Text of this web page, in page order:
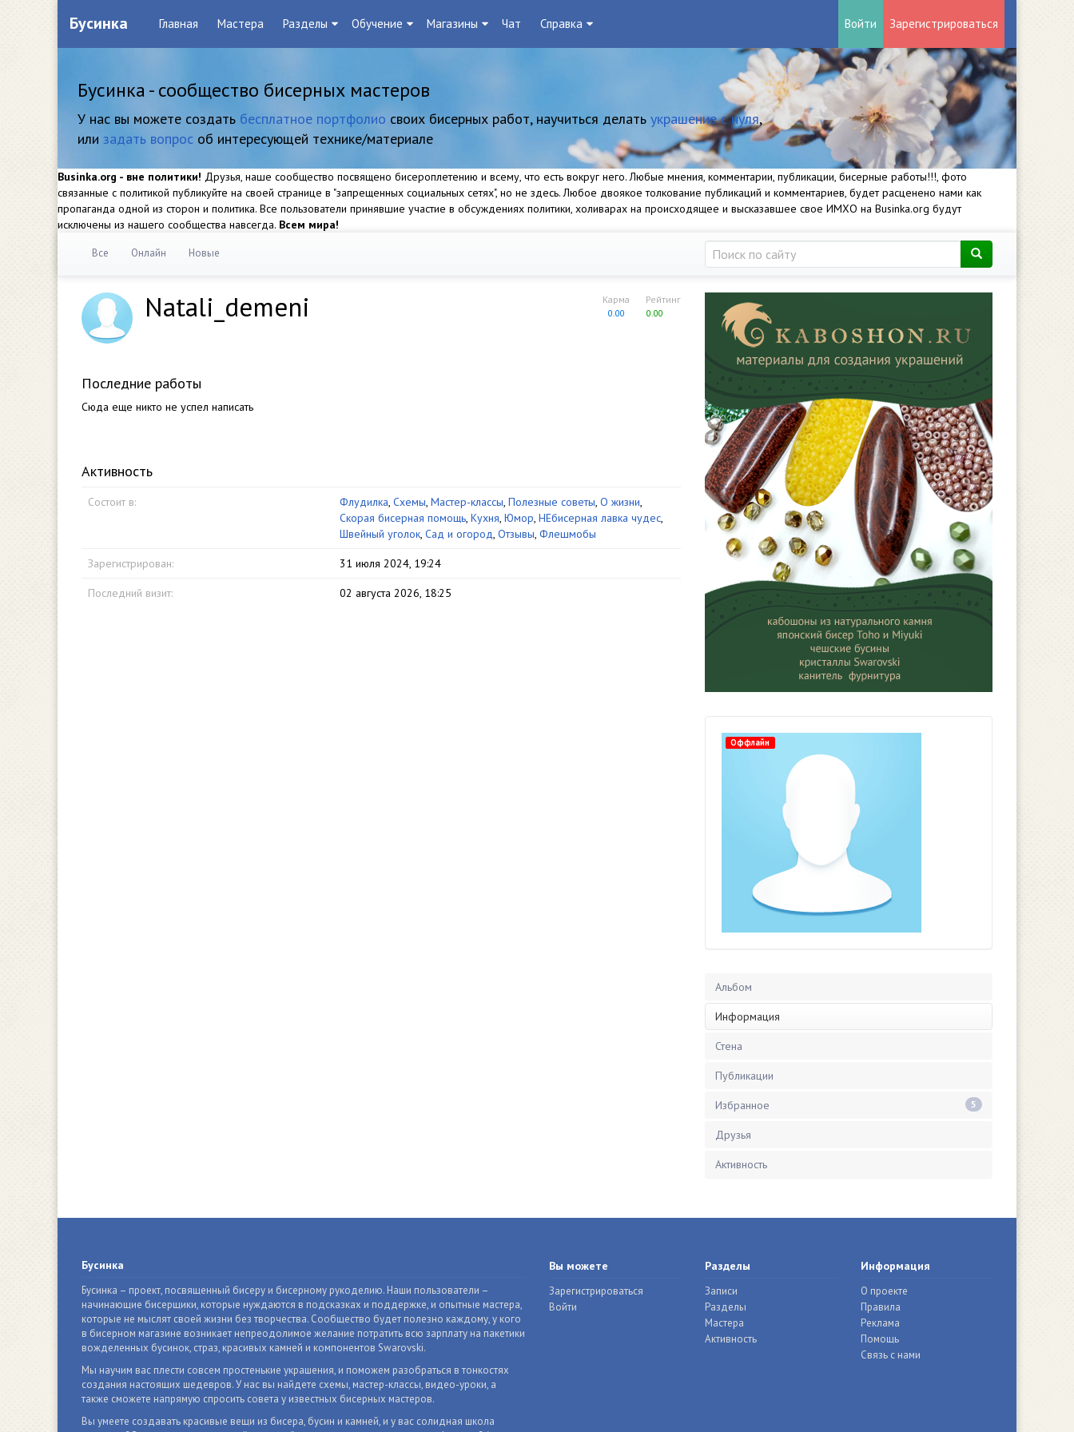
Бусинка Главная Мастера Разделы Обучение Магазины Чат Справка Войти Зарегистрироваться
Бусинка - сообщество бисерных мастеров
У нас вы можете создать бесплатное портфолио своих бисерных работ, научиться делать украшение с нуля,
или задать вопрос об интересующей технике/материале
Businka.org - вне политики! Друзья, наше сообщество посвящено бисероплетению и всему, что есть вокруг него. Любые мнения, комментарии, публикации, бисерные работы!!!, фото
связанные с политикой публикуйте на своей странице в "запрещенных социальных сетях", но не здесь. Любое двоякое толкование публикаций и комментариев, будет расценено нами как
пропаганда одной из сторон и политика. Все пользователи принявшие участие в обсуждениях политики, холиварах на происходящее и высказавшее свое ИМХО на Businka.org будут
исключены из нашего сообщества навсегда. Всем мира!
Все Онлайн Новые
Рейтинг
0.00
Карма
0.00
Natali_demeni
Последние работы
Сюда еще никто не успел написать
Активность
Состоит в: Флудилка, Схемы, Мастер-классы, Полезные советы, О жизни,
Скорая бисерная помощь, Кухня, Юмор, НЕбисерная лавка чудес,
Швейный уголок, Сад и огород, Отзывы, Флешмобы
Зарегистрирован: 31 июля 2024, 19:24
Последний визит: 02 августа 2026, 18:25
Оффлайн
Альбом
Информация
Стена
Публикации
Избранное 5
Друзья
Активность
Бусинка
Бусинка – проект, посвященный бисеру и бисерному рукоделию. Наши пользователи –
начинающие бисерщики, которые нуждаются в подсказках и поддержке, и опытные мастера,
которые не мыслят своей жизни без творчества. Сообщество будет полезно каждому, у кого
в бисерном магазине возникает непреодолимое желание потратить всю зарплату на пакетики
вожделенных бусинок, страз, красивых камней и компонентов Swarovski.
Мы научим вас плести совсем простенькие украшения, и поможем разобраться в тонкостях
создания настоящих шедевров. У нас вы найдете схемы, мастер-классы, видео-уроки, а
также сможете напрямую спросить совета у известных бисерных мастеров.
Вы умеете создавать красивые вещи из бисера, бусин и камней, и у вас солидная школа
Вы можете
Зарегистрироваться
Войти
Разделы
Записи
Разделы
Мастера
Активность
Информация
О проекте
Правила
Реклама
Помощь
Связь с нами